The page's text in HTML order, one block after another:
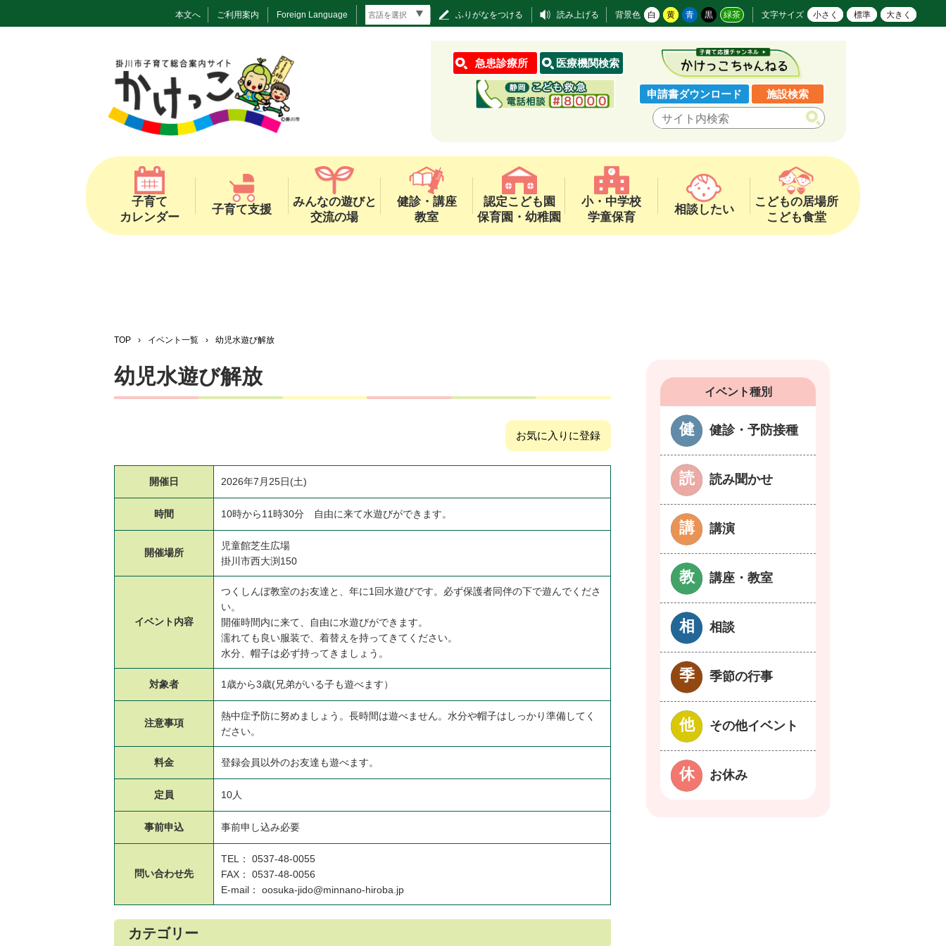
本文へ ご利用案内 Foreign Language ふりがなをつける 読み上げる 背景色 白 黄 青 黒 緑茶 文字サイズ 小さく 標準 大きく
急患診療所 医療機関検索
申請書ダウンロード 施設検索
子育て
カレンダー
子育て支援
みんなの遊びと
交流の場
健診・講座
教室
認定こども園
保育園・幼稚園
小・中学校
学童保育
相談したい
こどもの居場所
こども食堂
TOP › イベント一覧 › 幼児水遊び解放
幼児水遊び解放
お気に入りに登録
開催日 2026年7月25日(土)
時間 10時から11時30分 自由に来て水遊びができます。
開催場所
児童館芝生広場
掛川市西大渕150
イベント 内容
つくしんぼ教室のお友達と、年に1回水遊びです。必ず保護者同伴の下で遊んでくださ
い。
開催時間内に来て、自由に水遊びができます。
濡れても良い服装で、着替えを持ってきてください。
水分、帽子は必ず持ってきましょう。
対象者 1歳から3歳(兄弟がいる子も遊べます）
注意事項
熱中症予防に努めましょう。長時間は遊べません。水分や帽子はしっかり準備してく
ださい。
料金 登録会員以外のお友達も遊べます。
定員 10人
事前申込 事前申し込み必要
問い合わせ先
TEL： 0537-48-0055
FAX： 0537-48-0056
E-mail： oosuka-jido@minnano-hiroba.jp
カテゴリー
イベント種別
健診・予防接種
読み聞かせ
講演
講座・教室
相談
季節の行事
その他イベント
お休み